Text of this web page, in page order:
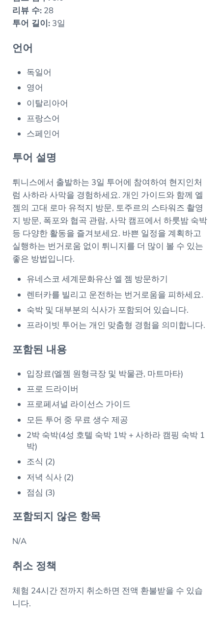
리뷰 수:28
투어 길이:3일
언어
독일어
영어
이탈리아어
프랑스어
스페인어
투어 설명
튀니스에서 출발하는 3일 투어에 참여하여 현지인처
럼 사하라 사막을 경험하세요. 개인 가이드와 함께 엘
젬의 고대 로마 유적지 방문, 토주르의 스타워즈 촬영
지 방문, 폭포와 협곡 관람, 사막 캠프에서 하룻밤 숙박
등 다양한 활동을 즐겨보세요. 바쁜 일정을 계획하고
실행하는 번거로움 없이 튀니지를 더 많이 볼 수 있는
좋은 방법입니다.
유네스코 세계문화유산 엘 젬 방문하기
렌터카를 빌리고 운전하는 번거로움을 피하세요.
숙박 및 대부분의 식사가 포함되어 있습니다.
프라이빗 투어는 개인 맞춤형 경험을 의미합니다.
포함된 내용
입장료(엘젬 원형극장 및 박물관, 마트마타)
프로 드라이버
프로페셔널 라이선스 가이드
모든 투어 중 무료 생수 제공
2박 숙박(4성 호텔 숙박 1박 + 사하라 캠핑 숙박 1
박)
조식 (2)
저녁 식사 (2)
점심 (3)
포함되지 않은 항목
N/A
취소 정책
체험 24시간 전까지 취소하면 전액 환불받을 수 있습
니다.